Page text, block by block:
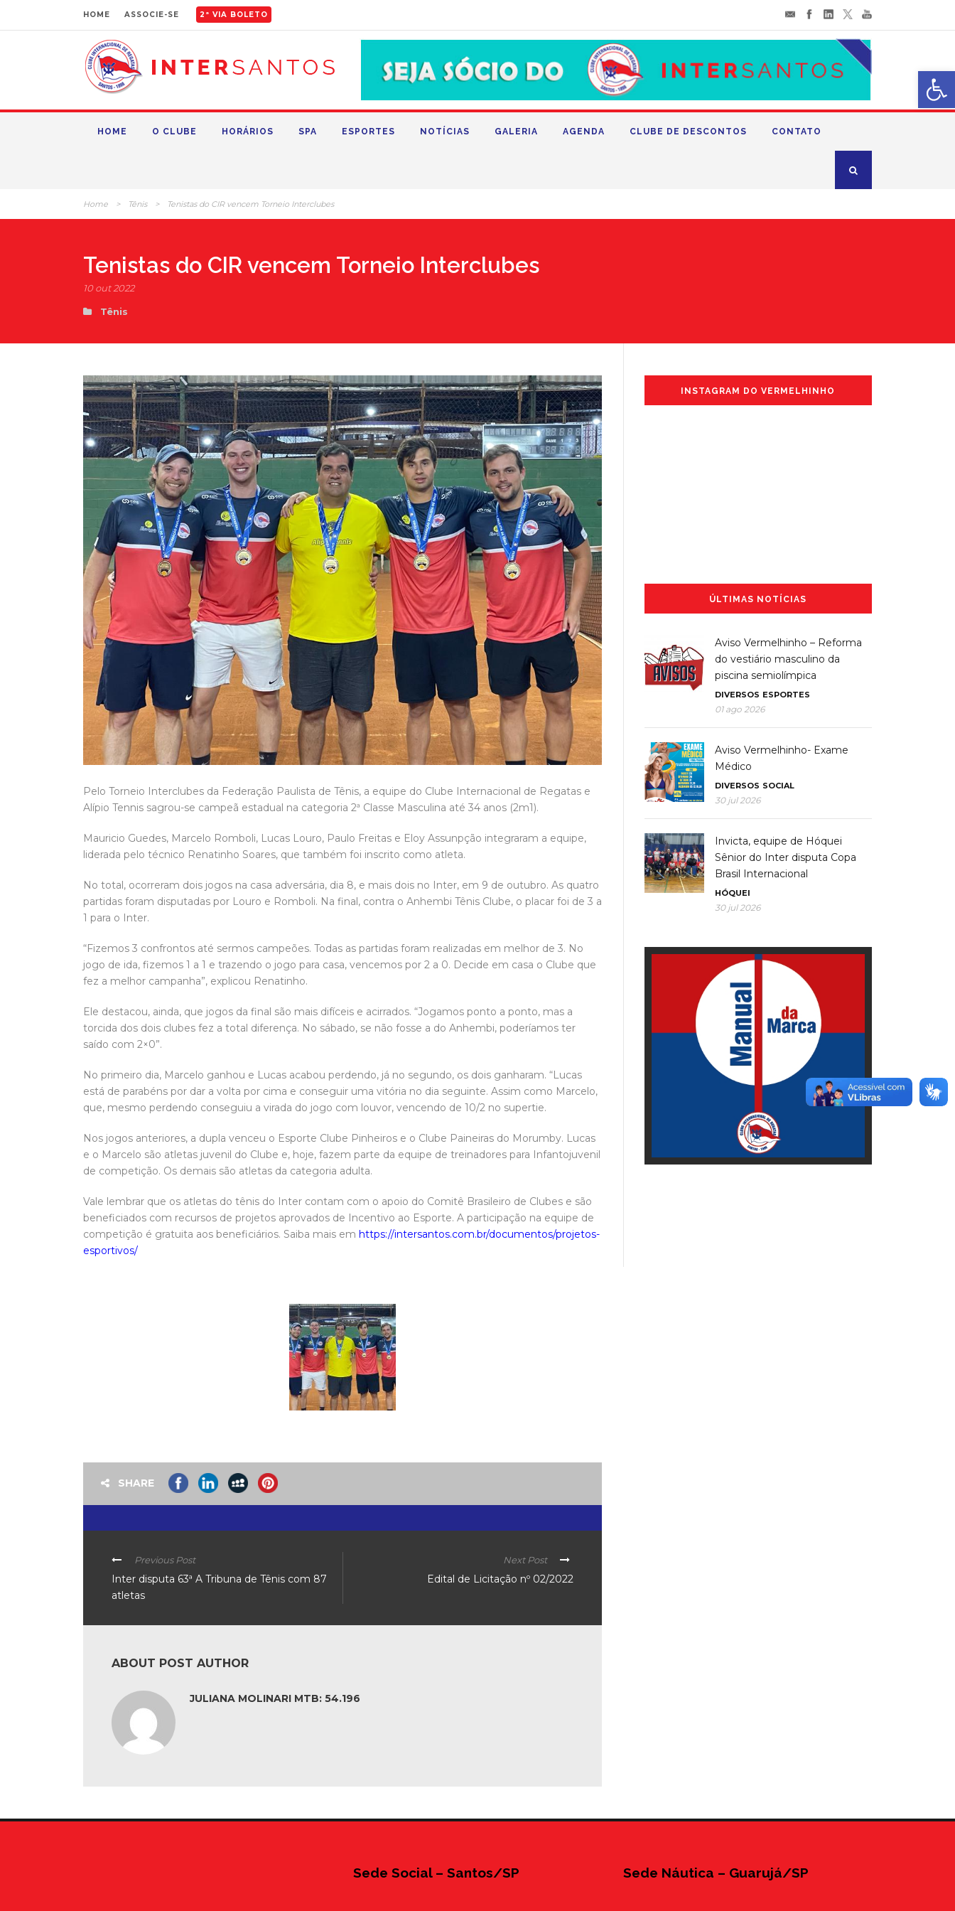
HOME ASSOCIE-SE 2ª VIA BOLETO
HOME O CLUBE HORÁRIOS SPA ESPORTES NOTÍCIAS GALERIA AGENDA CLUBE DE DESCONTOS CONTATO
Home > Tênis > Tenistas do CIR vencem Torneio Interclubes
Tenistas do CIR vencem Torneio Interclubes
10 out 2022
Tênis
Pelo Torneio Interclubes da Federação Paulista de Tênis, a equipe do Clube Internacional de Regatas e
Alípio Tennis sagrou-se campeã estadual na categoria 2ª Classe Masculina até 34 anos (2m1).
Mauricio Guedes, Marcelo Romboli, Lucas Louro, Paulo Freitas e Eloy Assunpção integraram a equipe,
liderada pelo técnico Renatinho Soares, que também foi inscrito como atleta.
No total, ocorreram dois jogos na casa adversária, dia 8, e mais dois no Inter, em 9 de outubro. As quatro
partidas foram disputadas por Louro e Romboli. Na final, contra o Anhembi Tênis Clube, o placar foi de 3 a
1 para o Inter.
“Fizemos 3 confrontos até sermos campeões. Todas as partidas foram realizadas em melhor de 3. No
jogo de ida, fizemos 1 a 1 e trazendo o jogo para casa, vencemos por 2 a 0. Decide em casa o Clube que
fez a melhor campanha”, explicou Renatinho.
Ele destacou, ainda, que jogos da final são mais difíceis e acirrados. “Jogamos ponto a ponto, mas a
torcida dos dois clubes fez a total diferença. No sábado, se não fosse a do Anhembi, poderíamos ter
saído com 2×0”.
No primeiro dia, Marcelo ganhou e Lucas acabou perdendo, já no segundo, os dois ganharam. “Lucas
está de parabéns por dar a volta por cima e conseguir uma vitória no dia seguinte. Assim como Marcelo,
que, mesmo perdendo conseguiu a virada do jogo com louvor, vencendo de 10/2 no supertie.
Nos jogos anteriores, a dupla venceu o Esporte Clube Pinheiros e o Clube Paineiras do Morumby. Lucas
e o Marcelo são atletas juvenil do Clube e, hoje, fazem parte da equipe de treinadores para Infantojuvenil
de competição. Os demais são atletas da categoria adulta.
Vale lembrar que os atletas do tênis do Inter contam com o apoio do Comitê Brasileiro de Clubes e são
beneficiados com recursos de projetos aprovados de Incentivo ao Esporte. A participação na equipe de
competição é gratuita aos beneficiários. Saiba mais em https://intersantos.com.br/documentos/projetos-
esportivos/
SHARE
Previous Post
Inter disputa 63ª A Tribuna de Tênis com 87
atletas
Next Post
Edital de Licitação nº 02/2022
ABOUT POST AUTHOR
JULIANA MOLINARI MTB: 54.196
INSTAGRAM DO VERMELHINHO
ÚLTIMAS NOTÍCIAS
Aviso Vermelhinho – Reforma
do vestiário masculino da
piscina semiolímpica
DIVERSOS ESPORTES
01 ago 2026
Aviso Vermelhinho- Exame
Médico
DIVERSOS SOCIAL
30 jul 2026
Invicta, equipe de Hóquei
Sênior do Inter disputa Copa
Brasil Internacional
HÓQUEI
30 jul 2026
Sede Social – Santos/SP Sede Náutica – Guarujá/SP
Abrir